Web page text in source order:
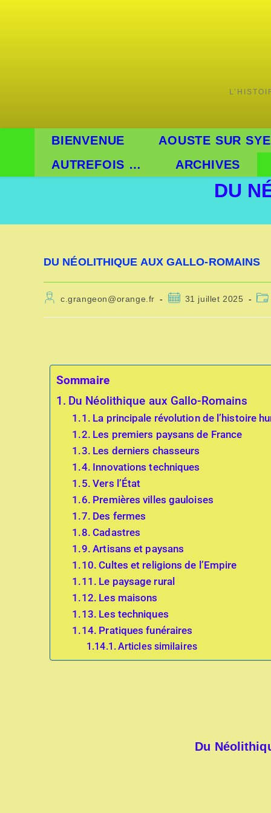
BIENVENUE
AOUSTE SUR SYE
AUTREFOIS …
ARCHIVES
DU
DU NÉOLITHIQUE AUX GALLO-ROMAINS
c.grangeon@orange.fr 31 juillet 2025
Sommaire
Du Néolithique aux Gallo-Romains
La principale révolution de l’histoire
Les premiers paysans de France
Les derniers chasseurs
Innovations techniques
Vers l’État
Premières villes gauloises
Des fermes
Cadastres
Artisans et paysans
Cultes et religions de l’Empire
Le paysage rural
Les maisons
Les techniques
Pratiques funéraires
Articles similaires
Du